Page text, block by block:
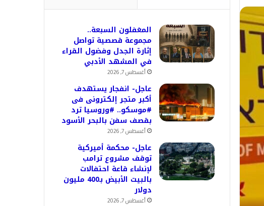
المغفلون السبعة..
مجموعة قصصية تواصل
إثارة الجدل وفضول القراء
في المشهد الأدبي
أغسطس 7, 2026
عاجل- انفجار يستهدف
أكبر متجر إلكترونى فى
#موسكو.. #وروسيا ترد
بقصف سفن بالبحر الأسود
أغسطس 7, 2026
عاجل- محكمة أميركية
توقف مشروع ترامب
لإنشاء قاعة احتفالات
بالبيت الأبيض بـ400 مليون
دولار
أغسطس 7, 2026